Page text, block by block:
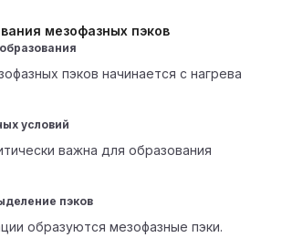
мезофазных пэков
пэков начинается с нагрева
условий
важна для образования
пэков
образуются мезофазные пэки.